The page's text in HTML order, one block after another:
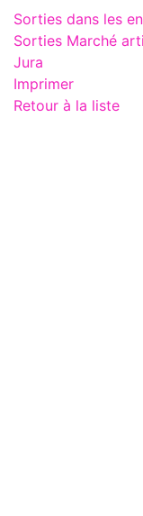
Sorties dans les
Sorties Marché
Jura
Imprimer
Retour à la liste